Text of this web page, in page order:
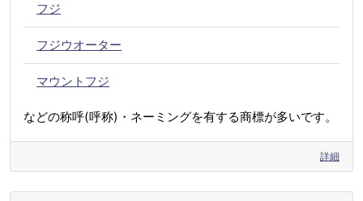
フジ
フジウオーター
マウントフジ
などの称呼(呼称)・ネーミングを有する商標が多いです。
詳細